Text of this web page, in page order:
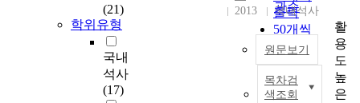
(21)
학위유형
국내
석사
(17)
관순
출력
50개씩
출력
100개씩
출력
2013
국내석사
원문보기
목차검
색조회
활
용
도
높
은